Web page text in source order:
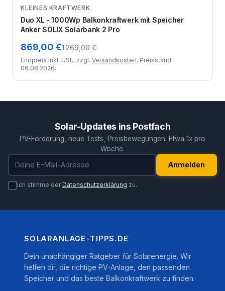
Zum Angebot
KLEINES KRAFTWERK
Duo XL - 1000Wp Balkonkraftwerk mit Speicher
Anker SOLIX Solarbank 2 Pro
869,00 €1.269,00 €
Endpreis inkl. USt., zzgl. Versandkosten. Preisstand:
06.08.2026.
Solar-Updates ins Postfach
PV-Förderung, neue Tests, Preisbewegungen. Etwa 1x pro
Woche.
E-Mail-Adresse
Anmelden
Ich stimme derDatenschutzerklärung zu.
SOLARANLAGE-TIPPS.DE
Dein unabhängiger Ratgeber für Solarenergie. Wir
helfen dir, die richtige PV-Anlage, den passenden
Speicher und das beste Balkonkraftwerk zu finden.